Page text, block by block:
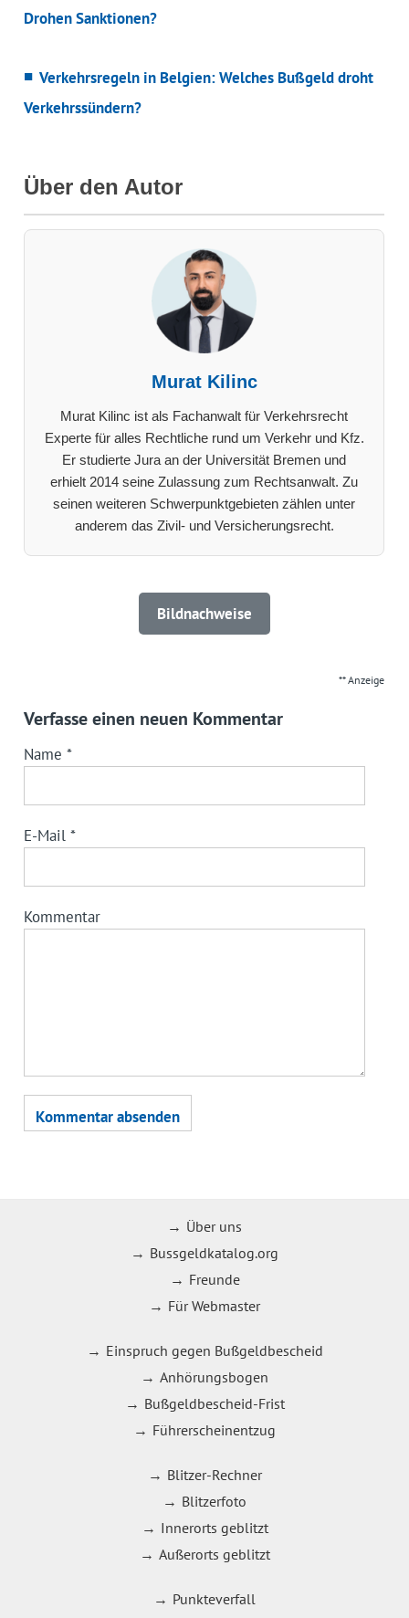
Drohen Sanktionen?
Verkehrsregeln in Belgien: Welches Bußgeld droht
Verkehrssündern?
Über den Autor
Murat Kilinc
Murat Kilinc ist als Fachanwalt für Verkehrsrecht
Experte für alles Rechtliche rund um Verkehr und Kfz.
Er studierte Jura an der Universität Bremen und
erhielt 2014 seine Zulassung zum Rechtsanwalt. Zu
seinen weiteren Schwerpunktgebieten zählen unter
anderem das Zivil- und Versicherungsrecht.
Bildnachweise
** Anzeige
Verfasse einen neuen Kommentar
Name *
E-Mail *
Kommentar
Über uns
Bussgeldkatalog.org
Freunde
Für Webmaster
Einspruch gegen Bußgeldbescheid
Anhörungsbogen
Bußgeldbescheid-Frist
Führerscheinentzug
Blitzer-Rechner
Blitzerfoto
Innerorts geblitzt
Außerorts geblitzt
Punkteverfall